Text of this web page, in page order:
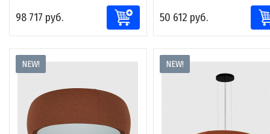
98 717 руб. 50 612 руб.
NEW! NEW!